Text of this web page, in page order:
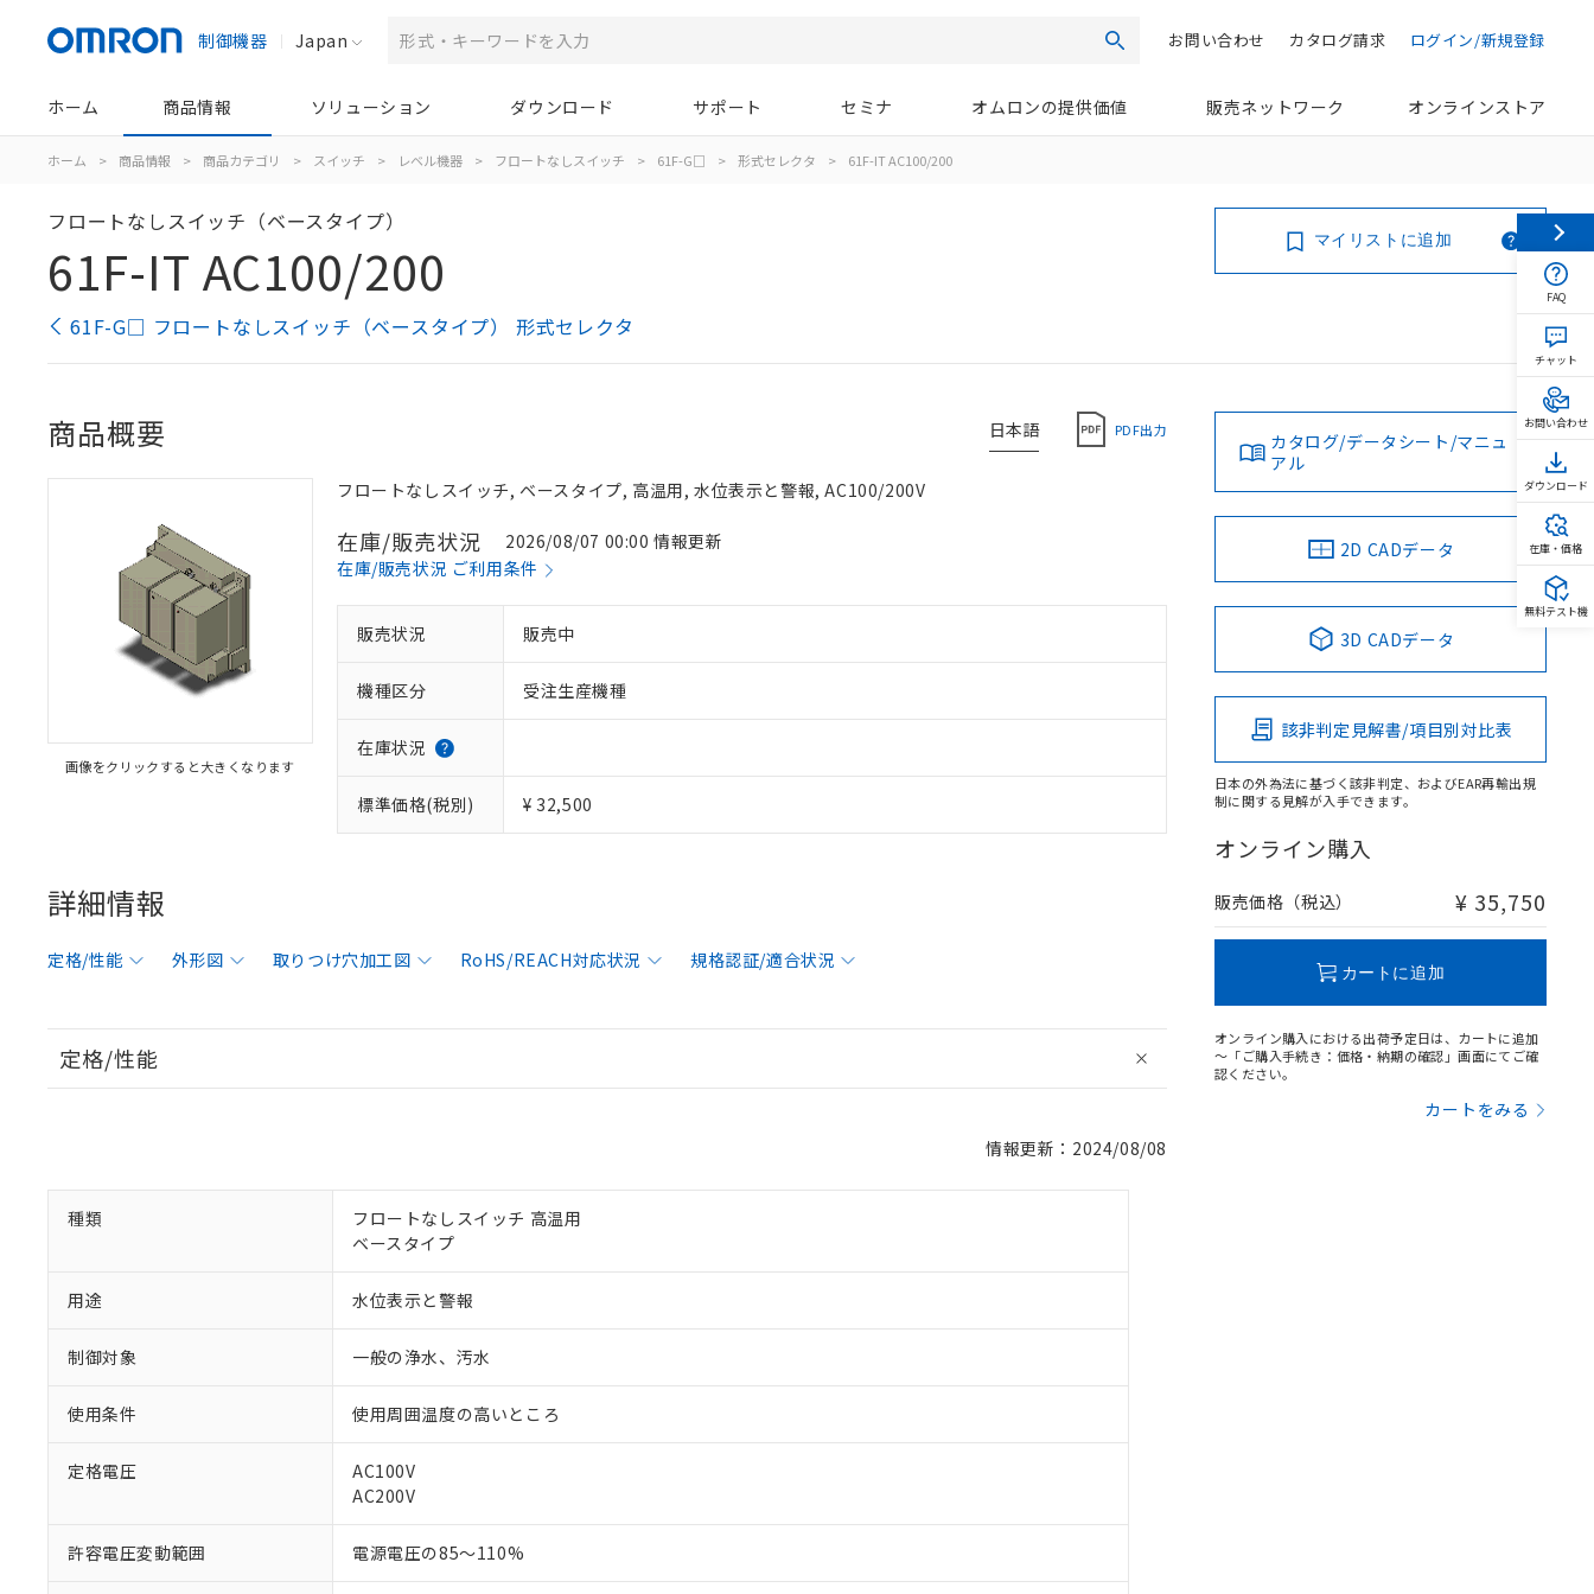
制御機器 Japan 検索 ログイン/新規登録
カタログ請求
お問い合わせ
ホーム 商品情報 ソリューション ダウンロード サポート セミナ オムロンの提供価値 販売ネットワーク オンラインストア
ホーム > 商品情報 > 商品カテゴリ > スイッチ > レベル機器 > フロートなしスイッチ > 61F-G□ > 形式セレクタ > 61F-IT AC100/200
フロートなしスイッチ（ベースタイプ）
61F-IT AC100/200
61F-G□ フロートなしスイッチ（ベースタイプ） 形式セレクタ
マイリストに追加
日本語 PDF出力
商品概要
画像をクリックすると大きくなります
フロートなしスイッチ, ベースタイプ, 高温用, 水位表示と警報, AC100/200V
在庫/販売状況
2026/08/07 00:00 情報更新
在庫/販売状況 ご利用条件
販売状況 販売中
機種区分 受注生産機種
在庫状況
標準価格(税別) ¥ 32,500
詳細情報
定格/性能 外形図 取りつけ穴加工図 RoHS/REACH対応状況 規格認証/適合状況
定格/性能
情報更新：2024/08/08
種類
フロートなしスイッチ 高温用
ベースタイプ
用途 水位表示と警報
制御対象 一般の浄水、汚水
使用条件 使用周囲温度の高いところ
定格電圧
AC100V
AC200V
許容電圧変動範囲 電源電圧の85～110%
カタログ/データシート/マニュ
アル
2D CADデータ
3D CADデータ
該非判定見解書/項目別対比表
日本の外為法に基づく該非判定、およびEAR再輸出規
制に関する見解が入手できます。
オンライン購入
販売価格（税込） ¥ 35,750
カートに追加
オンライン購入における出荷予定日は、カートに追加
～「ご購入手続き：価格・納期の確認」画面にてご確
認ください。
カートをみる
※1 対応状況
対応済み：EU RoHS指令（10物質）の非含有に対応した製品が提供可能な商品です。
対応予定：EU RoHS指令（10物質）の非含有に対応した製品に切り替える予定のある商品です。
FAQ
チャット
お問い合わせ
ダウンロード
在庫・価格
無料テスト機